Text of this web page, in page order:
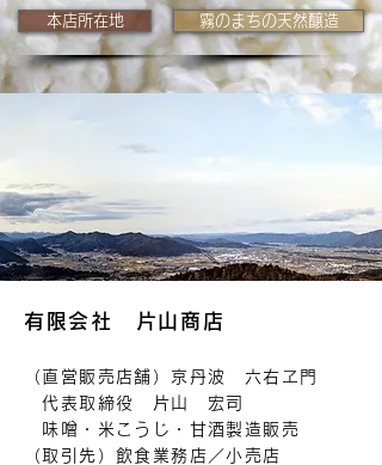
本店所在地 霧のまちの天然醸造
有限会社 片山商店
（直営販売店舗）京丹波 六右ヱ門
代表取締役 片山 宏司
味噌・米こうじ・甘酒製造販売
（取引先）飲食業務店／小売店